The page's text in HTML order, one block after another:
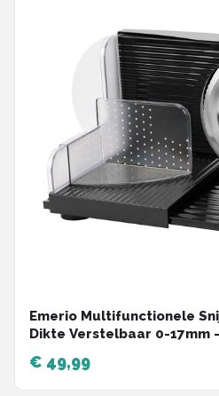
Emerio Multifunctionele
Dikte Verstelbaar 0-17mm
Elektrische Snijmachine
Vlees - Broodsnijmachine
125000.1 Allessnijder Zwart
€ 49,99